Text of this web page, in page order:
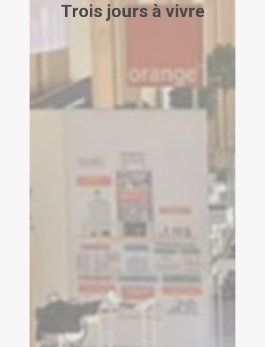
Trois jours à vivre